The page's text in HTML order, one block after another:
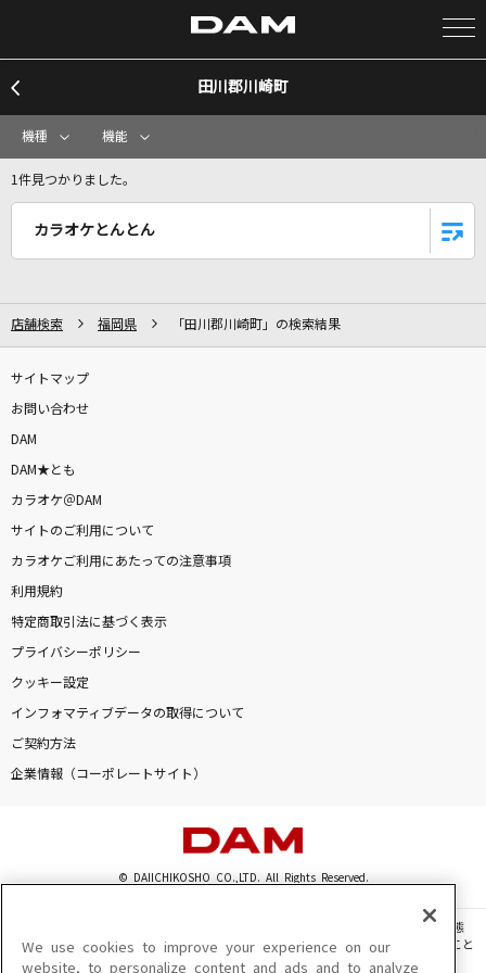
カラオケ検索
全国りれき
Payphone feat. Wiz Khalifa [ペイフォン]
Maroon 5
シングルベッド
シャ乱Q
会いにKiTE!(2025 9人 ver.)
Mr.Children
田川郡川崎町
機種 機能
1件見つかりました。
カラオケとんとん
店舗検索 福岡県 「田川郡川崎町」の検索結果
サイトマップ
お問い合わせ
DAM
DAM★とも
カラオケ＠DAM
サイトのご利用について
カラオケご利用にあたっての注意事項
利用規約
特定商取引法に基づく表示
プライバシーポリシー
クッキー設定
インフォマティブデータの取得について
ご契約方法
企業情報（コーポレートサイト）
© DAIICHIKOSHO CO.,LTD. All Rights Reserved.
このサイトに掲載されている一切の文章・画像・写真・動画・音声等を、手段や形態
を問わず、著作権法の定める範囲を超えて無断で複製、転載、ファイル化などすること
を禁じます。
We use cookies to improve your experience on our
website, to personalize content and ads and to analyze